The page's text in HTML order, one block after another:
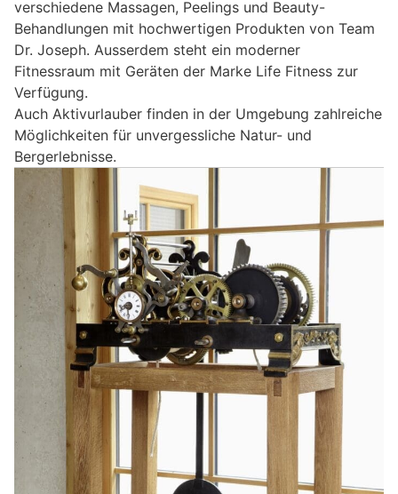
verschiedene Massagen, Peelings und Beauty-
Behandlungen mit hochwertigen Produkten von Team
Dr. Joseph. Ausserdem steht ein moderner
Fitnessraum mit Geräten der Marke Life Fitness zur
Verfügung.
Auch Aktivurlauber finden in der Umgebung zahlreiche
Möglichkeiten für unvergessliche Natur- und
Bergerlebnisse.